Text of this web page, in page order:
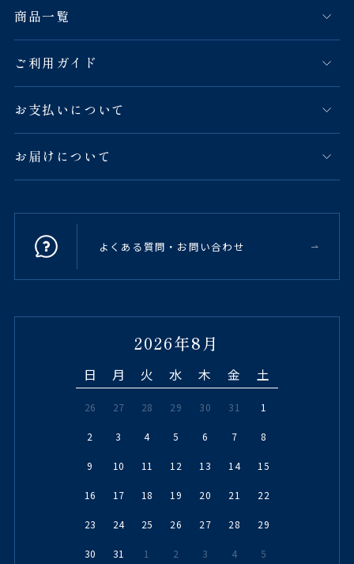
商品一覧
ご利用ガイド
お支払いについて
お届けについて
よくある質問・お問い合わせ
2026年8月
日 月 火 水 木 金 土
26 27 28 29 30 31 1
2 3 4 5 6 7 8
9 10 11 12 13 14 15
16 17 18 19 20 21 22
23 24 25 26 27 28 29
30 31 1 2 3 4 5